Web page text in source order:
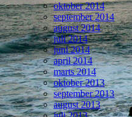
oktober 2014
september 2014
august 2014
juli 2014
juni 2014
april 2014
marts 2014
oktober 2013
september 2013
august 2013